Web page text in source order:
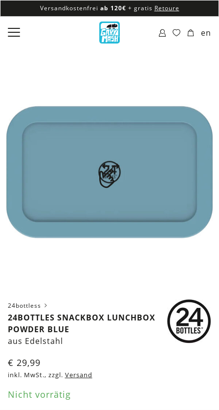
Versandkostenfrei ab 120€ + gratis Retoure
100% veganes & fair produziertes Sortiment
Versandkostenfrei ab 120€
en
24bottless
24BOTTLES SNACKBOX LUNCHBOX
POWDER BLUE
aus Edelstahl
€ 29,99
inkl. MwSt., zzgl. Versand
Nicht vorrätig